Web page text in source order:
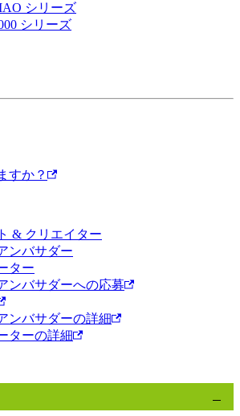
シリーズ
シリーズ
すか？
& クリエイター
ンバサダー
ター
ンバサダーへの応募
ンバサダーの詳細
ターの詳細